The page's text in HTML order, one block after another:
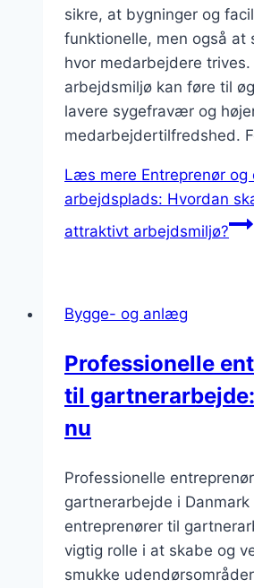
sikre, at bygninger og
funktionelle, men også at
hvor medarbejdere
arbejdsmiljø kan føre til
lavere sygefravær og
medarbejdertilfredshed.
Læs mere Entreprenør og
arbejdsplads: Hvordan
attraktivt arbejdsmiljø?
Bygge- og anlæg
Professionelle
til
nu
Professionelle
gartnerarbejde i Danmark
entreprenører til
vigtig rolle i at skabe og
smukke